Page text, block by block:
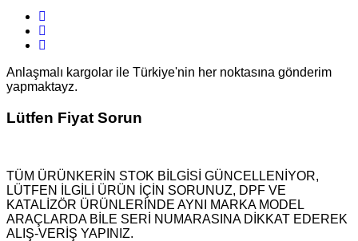
Anlaşmalı kargolar ile Türkiye'nin her noktasına gönderim
yapmaktayz.
Lütfen Fiyat Sorun
TÜM ÜRÜNKERİN STOK BİLGİSİ GÜNCELLENİYOR,
LÜTFEN İLGİLİ ÜRÜN İÇİN SORUNUZ, DPF VE
KATALİZÖR ÜRÜNLERİNDE AYNI MARKA MODEL
ARAÇLARDA BİLE SERİ NUMARASINA DİKKAT EDEREK
ALIŞ-VERİŞ YAPINIZ.